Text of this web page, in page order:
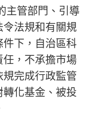
主管部門、引導
法規和有關規
下，自治區科
，不承擔市場
完成行政監管
化基金、被投